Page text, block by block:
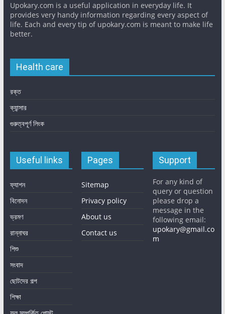
Upokary.com is a useful application in everyday life. It
provides very handy information regarding every aspect of
life. Each and every tip of upokary.com is meant to make life
better.
Health care
রক্ত
ক্যান্সার
গুরুত্বপূর্ণ লিংক
Useful links
ফ্যাশন
বিনোদন
ভ্রমণ
রান্নাঘর
শিশু
সংবাদ
ছোটদের গল্প
শিক্ষা
Pages
Sitemap
Privacy policy
About us
Contact us
Support
For any kind of
query or question
please drop a
message in the
following email:
upokary@gmail.co
m